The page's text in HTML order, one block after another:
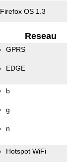
Firefox OS 1.3
Reseau
GPRS
EDGE
b
g
n
Hotspot WiFi